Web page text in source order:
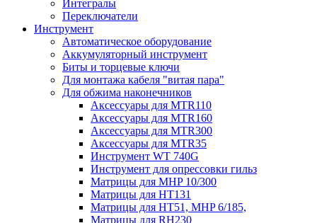
Интегралы
Переключатели
Инструмент
Автоматическое оборудование
Аккумуляторный инструмент
Биты и торцевые ключи
Для монтажа кабеля "витая пара"
Для обжима наконечников
Аксессуары для MTR110
Аксессуары для MTR160
Аксессуары для MTR300
Аксессуары для MTR35
Инструмент WT 740G
Инструмент для опрессовки гильз
Матрицы для MHP 10/300
Матрицы для НТ131
Матрицы для НТ51, MHP 6/185,
Матрицы для RH230